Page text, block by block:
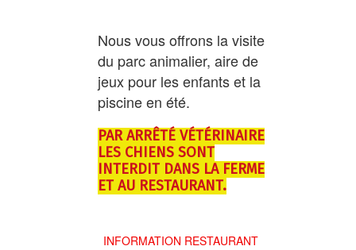
Nous vous offrons la visite
du parc animalier, aire de
jeux pour les enfants et la
piscine en été.
PAR ARRÊTÉ VÉTÉRINAIRE
LES CHIENS SONT
INTERDIT DANS LA FERME
ET AU RESTAURANT.
INFORMATION RESTAURANT